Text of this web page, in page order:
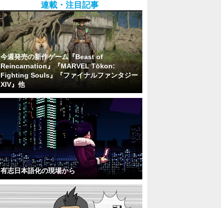
連載・注目記事
今週発売の新作ゲーム『Beast of
Reincarnation』『MARVEL Tōkon:
Fighting Souls』『ファイナルファンタジー
XIV』他
有志日本語化の現場から